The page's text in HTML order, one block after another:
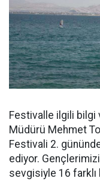
Festivalle ilgili bilgi
Müdürü Mehmet
Festivali 2.
ediyor.
sevgisiyle 16 farklı